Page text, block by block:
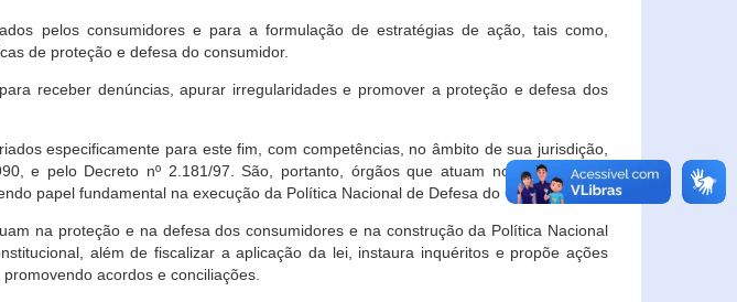
pelos consumidores e para a formulação de estratégias de ação, tais como,
de proteção e defesa do consumidor.
receber denúncias, apurar irregularidades e promover a proteção e defesa dos
especificamente para este fim, com competências, no âmbito de sua jurisdição,
e pelo Decreto nº 2.181/97. São, portanto, órgãos que atuam no âmbito local,
papel fundamental na execução da Política Nacional de Defesa do Consumidor.
na proteção e na defesa dos consumidores e na construção da Política Nacional
além de fiscalizar a aplicação da lei, instaura inquéritos e propõe ações
acordos e conciliações.